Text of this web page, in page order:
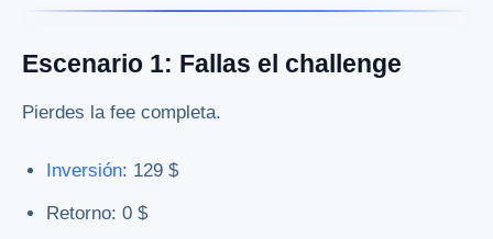
Escenario 1: Fallas el challenge
Pierdes la fee completa.
Inversión: 129 $
Retorno: 0 $